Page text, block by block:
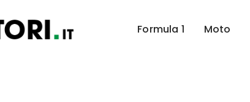
Formula 1 Moto